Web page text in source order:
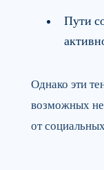
Пути
Однако эти
возможных
от